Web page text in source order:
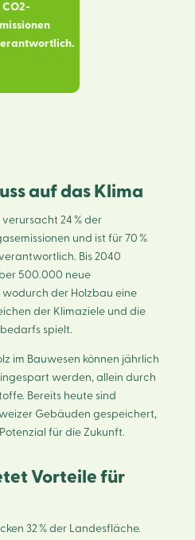
CO2-
auf das Klima
24 % der
und ist für 70 %
Bis 2040
500.000 neue
der Holzbau eine
der Klimaziele und die
spielt.
im Bauwesen können jährlich
werden, allein durch
Bereits heute sind
Gebäuden gespeichert,
für die Zukunft.
Vorteile für
32 % der Landesfläche.